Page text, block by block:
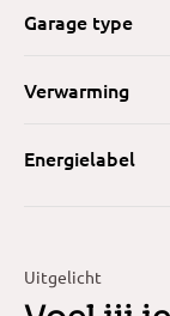
Garage type
Verwarming
Energielabel
Uitgelicht